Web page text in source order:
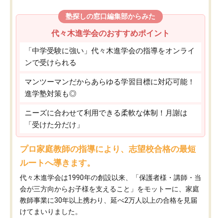
塾探しの窓口編集部からみた
代々木進学会のおすすめポイント
「中学受験に強い」代々木進学会の指導をオンライ
ンで受けられる
マンツーマンだからあらゆる学習目標に対応可能！
進学塾対策も◎
ニーズに合わせて利用できる柔軟な体制！月謝は
「受けた分だけ」
プロ家庭教師の指導により、志望校合格の最短
ルートへ導きます。
代々木進学会は1990年の創設以来、「保護者様・講師・当
会が三方向からお子様を支えること」をモットーに、家庭
教師事業に30年以上携わり、延べ2万人以上の合格を見届
けてまいりました。